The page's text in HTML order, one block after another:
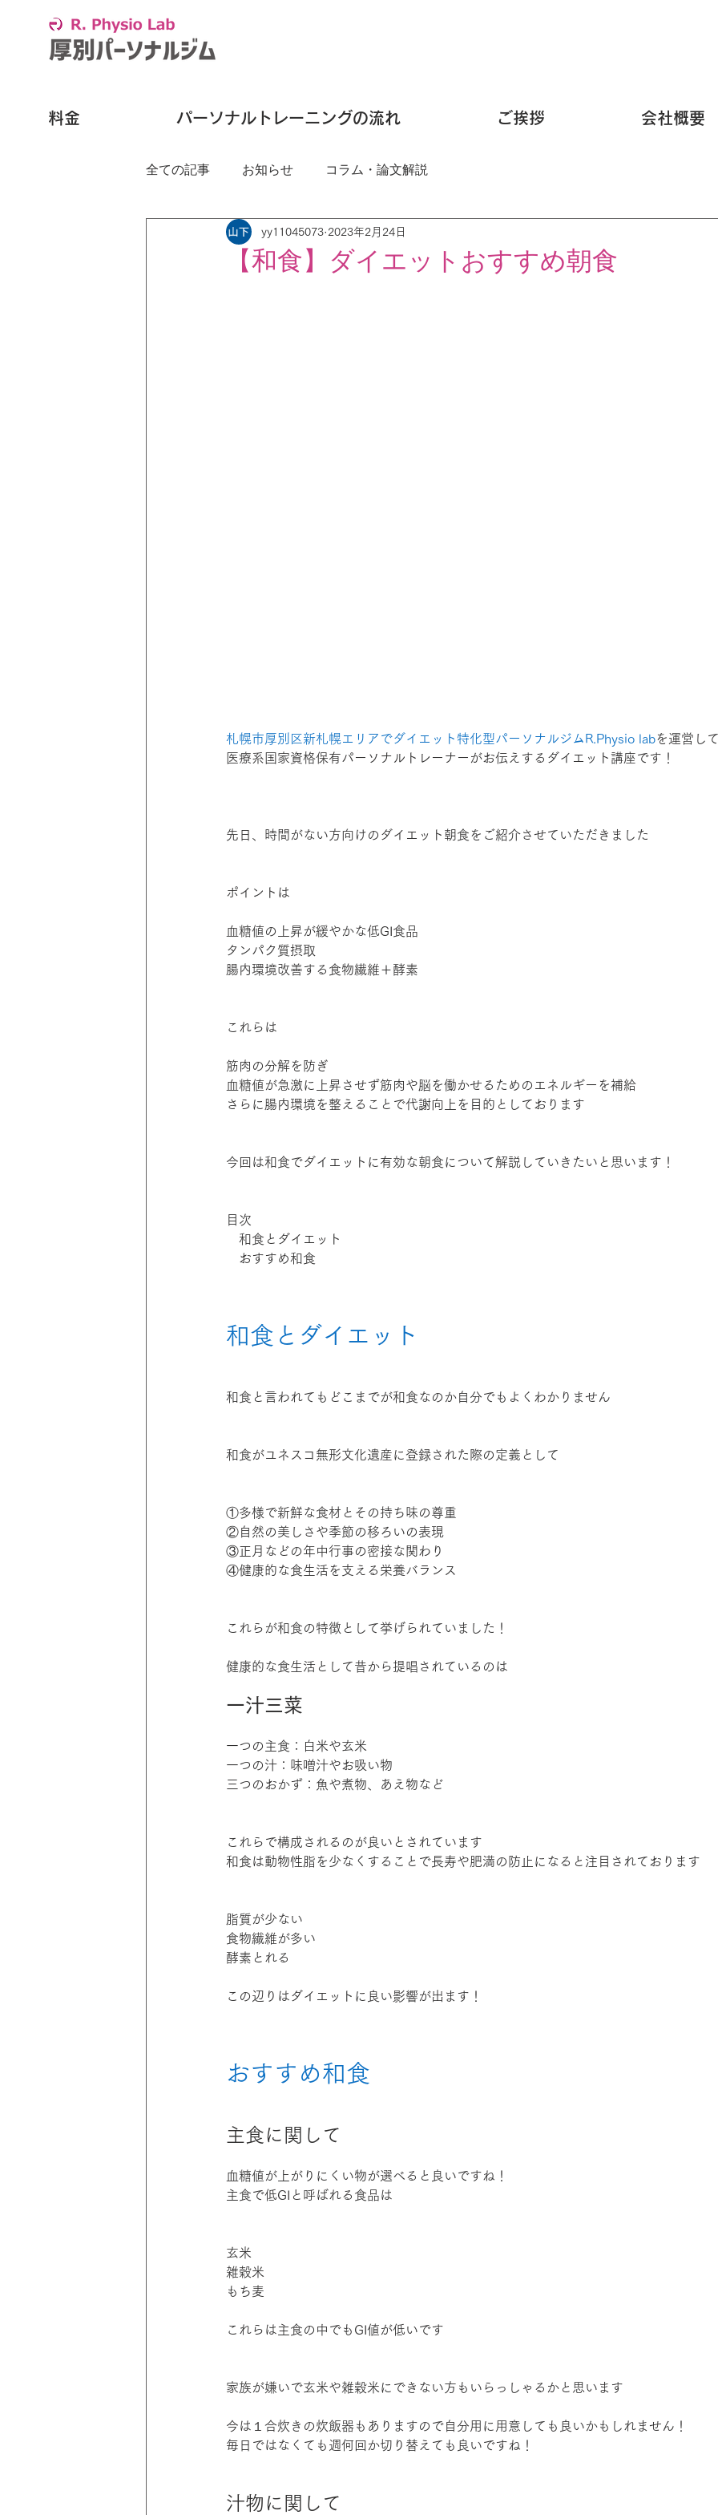
料金 パーソナルトレーニングの流れ ご挨拶 会社概要
全ての記事 お知らせ コラム・論文解説
【和食】ダイエットおすすめ朝食
yy11045073 2023年2月24日
札幌市厚別区新札幌エリアでダイエット特化型パーソナルジムR.Physio labを運営し
医療系国家資格保有パーソナルトレーナーがお伝えするダイエット講座です！
先日、時間がない方向けのダイエット朝食をご紹介させていただきました
ポイントは
血糖値の上昇が緩やかな低GI食品
タンパク質摂取
腸内環境改善する食物繊維＋酵素
これらは
筋肉の分解を防ぎ
血糖値が急激に上昇させず筋肉や脳を働かせるためのエネルギーを補給
さらに腸内環境を整えることで代謝向上を目的としております
今回は和食でダイエットに有効な朝食について解説していきたいと思います！
目次
和食とダイエット
おすすめ和食
和食とダイエット
和食と言われてもどこまでが和食なのか自分でもよくわかりません
和食がユネスコ無形文化遺産に登録された際の定義として
①多様で新鮮な食材とその持ち味の尊重
②自然の美しさや季節の移ろいの表現
③正月などの年中行事の密接な関わり
④健康的な食生活を支える栄養バランス
これらが和食の特徴として挙げられていました！
健康的な食生活として昔から提唱されているのは
一汁三菜
一つの主食：白米や玄米
一つの汁：味噌汁やお吸い物
三つのおかず：魚や煮物、あえ物など
これらで構成されるのが良いとされています
和食は動物性脂を少なくすることで長寿や肥満の防止になると注目されております
脂質が少ない
食物繊維が多い
酵素とれる
この辺りはダイエットに良い影響が出ます！
おすすめ和食
主食に関して
血糖値が上がりにくい物が選べると良いですね！
主食で低GIと呼ばれる食品は
玄米
雑穀米
もち麦
これらは主食の中でもGI値が低いです
家族が嫌いで玄米や雑穀米にできない方もいらっしゃるかと思います
今は１合炊きの炊飯器もありますので自分用に用意しても良いかもしれません！
毎日ではなくても週何回か切り替えても良いですね！
汁物に関して